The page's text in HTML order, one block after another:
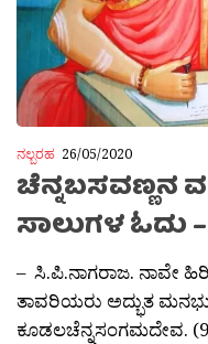
ನಲ್ಬರಹ 26/05/2020
ಚೆನ್ನಬಸವಣ್ಣನ
ಸಾಲುಗಳ ಓದು
– ಸಿ.ಪಿ.ನಾಗರಾಜ. ನಾವೇ
ತಾವರಿಯರು ಅದ್ಭುತ
ಕೂಡಲಚೆನ್ನಸಂಗಮದೇವ.